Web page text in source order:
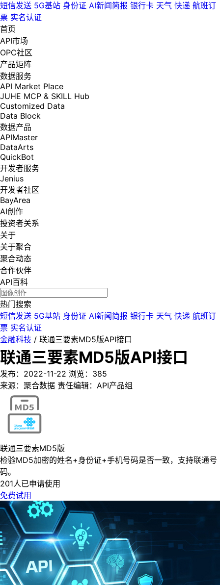
短信发送 5G基站 身份证 AI新闻简报 银行卡 天气 快递 航班订
票 实名认证
首页
API市场
OPC社区
产品矩阵
数据服务
API Market Place
JUHE MCP & SKILL Hub
Customized Data
Data Block
数据产品
APIMaster
DataArts
QuickBot
开发者服务
Jenius
开发者社区
BayArea
AI创作
投资者关系
关于
关于聚合
聚合动态
合作伙伴
API百科
热门搜索
短信发送 5G基站 身份证 AI新闻简报 银行卡 天气 快递 航班订
票 实名认证
金融科技 / 联通三要素MD5版API接口
联通三要素MD5版API接口
发布：2022-11-22 浏览： 385
来源：聚合数据 责任编辑：API产品组
联通三要素MD5版
检验MD5加密的姓名+身份证+手机号码是否一致，支持联通号
码。
201人已申请使用
免费试用